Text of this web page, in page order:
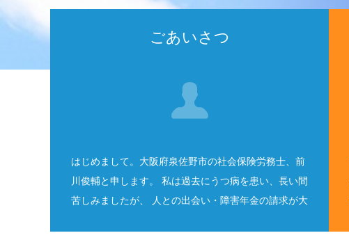
ごあいさつ
はじめまして。大阪府泉佐野市の社会保険労務士、前
川俊輔と申します。 私は過去にうつ病を患い、長い間
苦しみましたが、 人との出会い・障害年金の請求が大